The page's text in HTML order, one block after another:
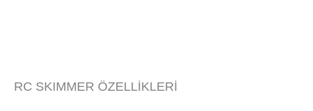
RC SKIMMER ÖZELLİKLERİ